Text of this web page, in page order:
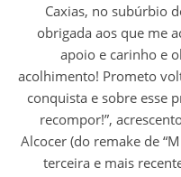
Caxias, no subúrbio
obrigada aos que me
apoio e carinho e
acolhimento! Prometo
conquista e sobre esse
recompor!”,
Alcocer (do remake de
terceira e mais